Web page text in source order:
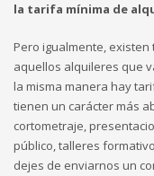
la tarifa mínima de
Pero igualmente,
aquellos alquileres que
la misma manera hay
tienen un carácter más
cortometraje,
público, talleres
dejes de enviarnos un